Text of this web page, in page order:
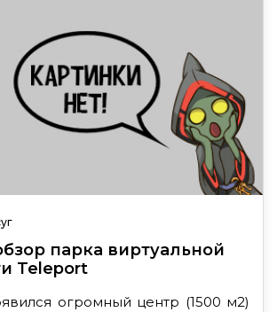
парка виртуальной
Teleport
огромный центр (1500 м2)